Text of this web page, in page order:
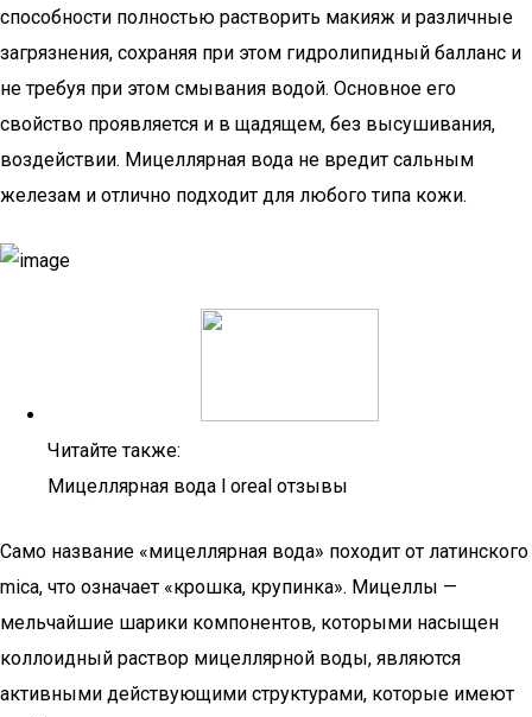
способности полностью растворить макияж и различные
загрязнения, сохраняя при этом гидролипидный балланс и
не требуя при этом смывания водой. Основное его
свойство проявляется и в щадящем, без высушивания,
воздействии. Мицеллярная вода не вредит сальным
железам и отлично подходит для любого типа кожи.
Читайте также:
Мицеллярная вода l oreal отзывы
Само название «мицеллярная вода» походит от латинского
mica, что означает «крошка, крупинка». Мицеллы —
мельчайшие шарики компонентов, которыми насыщен
коллоидный раствор мицеллярной воды, являются
активными действующими структурами, которые имеют